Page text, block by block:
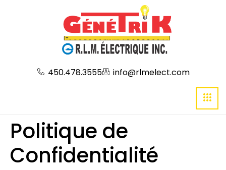
450.478.3555 info@rlmelect.com
Politique de
Confidentialité